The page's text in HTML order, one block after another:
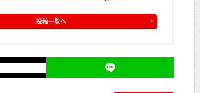
投稿一覧へ